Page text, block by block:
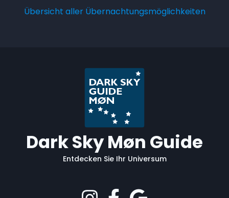
Übersicht aller Übernachtungsmöglichkeiten
Dark Sky Møn Guide
Entdecken Sie Ihr Universum